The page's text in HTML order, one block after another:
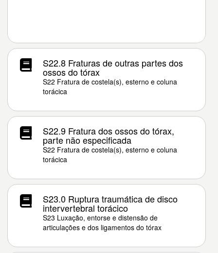
S22.8 Fraturas de outras partes dos
ossos do tórax
S22 Fratura de costela(s), esterno e coluna
torácica
S22.9 Fratura dos ossos do tórax,
parte não especificada
S22 Fratura de costela(s), esterno e coluna
torácica
S23.0 Ruptura traumática de disco
intervertebral torácico
S23 Luxação, entorse e distensão de
articulações e dos ligamentos do tórax